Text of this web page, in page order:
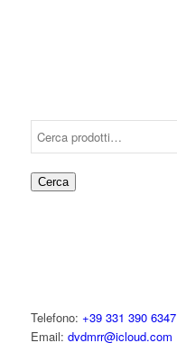
Cerca
Telefono: +39 331 390 6347
Email: dvdmrr@icloud.com